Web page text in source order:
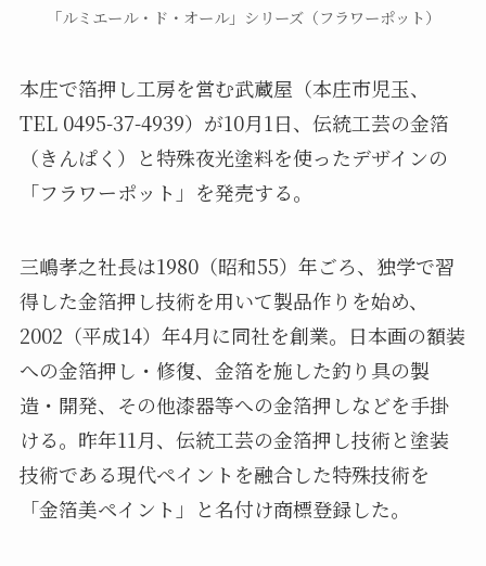
「ルミエール・ド・オール」シリーズ（フラワーポット）
本庄で箔押し工房を営む武蔵屋（本庄市児玉、
TEL 0495-37-4939）が10月1日、伝統工芸の金箔
（きんぱく）と特殊夜光塗料を使ったデザインの
「フラワーポット」を発売する。
三嶋孝之社長は1980（昭和55）年ごろ、独学で習
得した金箔押し技術を用いて製品作りを始め、
2002（平成14）年4月に同社を創業。日本画の額装
への金箔押し・修復、金箔を施した釣り具の製
造・開発、その他漆器等への金箔押しなどを手掛
ける。昨年11月、伝統工芸の金箔押し技術と塗装
技術である現代ペイントを融合した特殊技術を
「金箔美ペイント」と名付け商標登録した。